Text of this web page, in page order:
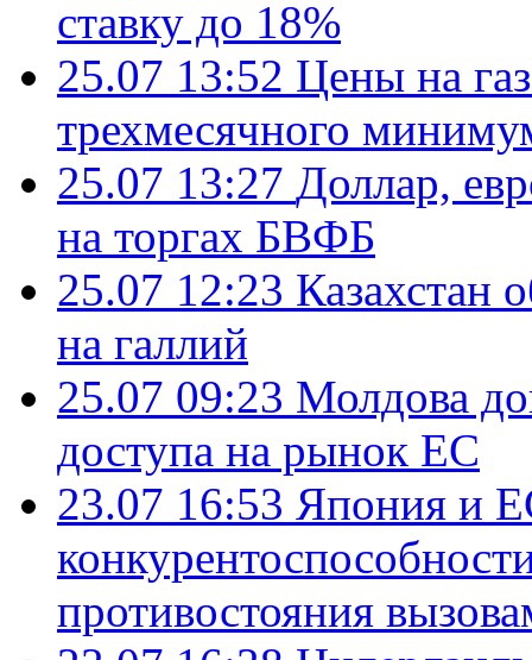
ставку до 18%
25.07 13:52 Цены на
трехмесячного
25.07 13:27 Доллар,
на торгах БВФБ
25.07 12:23 Казахстан
на галлий
25.07 09:23 Молдова
доступа на рынок ЕС
23.07 16:53 Япония и
противостояния